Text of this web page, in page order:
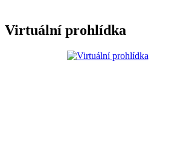
Virtuální prohlídka